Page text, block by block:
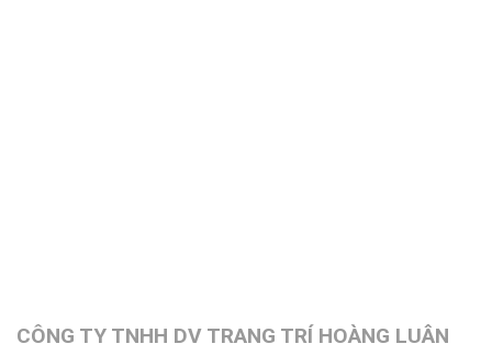
CÔNG TY TNHH DV TRANG TRÍ HOÀNG LUÂN